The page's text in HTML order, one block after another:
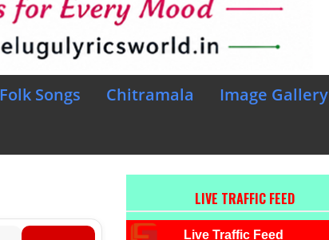
Folk Songs Chitramala Image Gallery
LIVE TRAFFIC FEED
Live Traffic Feed